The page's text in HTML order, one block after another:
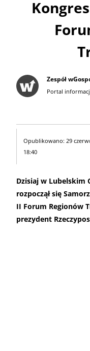
Zespół
Portal
Opublikowano: 29
18:40
Dzisiaj w Lubelskim
rozpoczął się
II Forum Regionów
prezydent